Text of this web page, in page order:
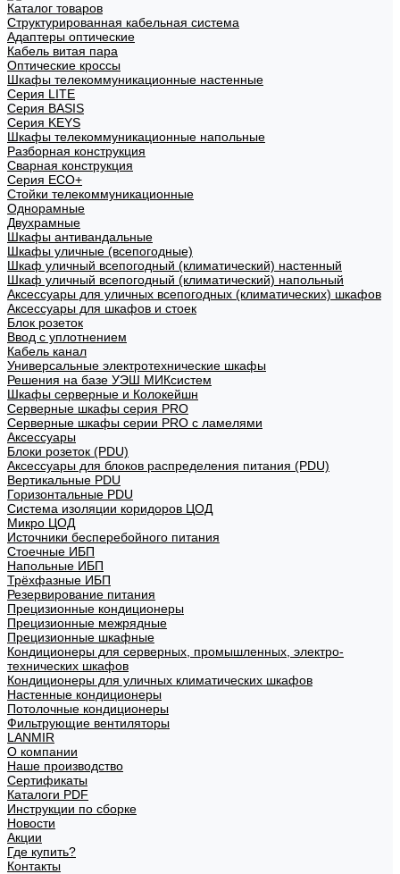
Каталог товаров
Структурированная кабельная система
Адаптеры оптические
Кабель витая пара
Оптические кроссы
Шкафы телекоммуникационные настенные
Cерия LITE
Cерия BASIS
Cерия KEYS
Шкафы телекоммуникационные напольные
Разборная конструкция
Сварная конструкция
Серия ECO+
Стойки телекоммуникационные
Однорамные
Двухрамные
Шкафы антивандальные
Шкафы уличные (всепогодные)
Шкаф уличный всепогодный (климатический) настенный
Шкаф уличный всепогодный (климатический) напольный
Аксессуары для уличных всепогодных (климатических) шкафов
Аксессуары для шкафов и стоек
Блок розеток
Ввод с уплотнением
Кабель канал
Универсальные электротехнические шкафы
Решения на базе УЭШ МИКсистем
Шкафы серверные и Колокейшн
Серверные шкафы серия PRO
Серверные шкафы серии PRO с ламелями
Аксессуары
Блоки розеток (PDU)
Аксессуары для блоков распределения питания (PDU)
Вертикальные PDU
Горизонтальные PDU
Система изоляции коридоров ЦОД
Микро ЦОД
Источники бесперебойного питания
Стоечные ИБП
Напольные ИБП
Трёхфазные ИБП
Резервирование питания
Прецизионные кондиционеры
Прецизионные межрядные
Прецизионные шкафные
Кондиционеры для серверных, промышленных, электро-
технических шкафов
Кондиционеры для уличных климатических шкафов
Настенные кондиционеры
Потолочные кондиционеры
Фильтрующие вентиляторы
LANMIR
О компании
Наше производство
Сертификаты
Каталоги PDF
Инструкции по сборке
Новости
Акции
Где купить?
Контакты